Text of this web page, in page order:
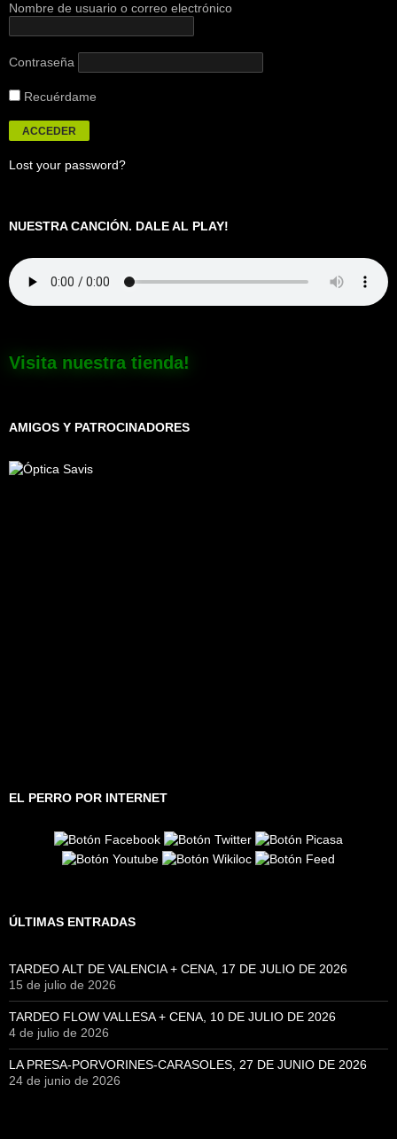
Nombre de usuario o correo electrónico
Contraseña
Recuérdame
Lost your password?
NUESTRA CANCIÓN. DALE AL PLAY!
Visita nuestra tienda!
AMIGOS Y PATROCINADORES
EL PERRO POR INTERNET
ÚLTIMAS ENTRADAS
TARDEO ALT DE VALENCIA + CENA, 17 DE JULIO DE 2026
15 de julio de 2026
TARDEO FLOW VALLESA + CENA, 10 DE JULIO DE 2026
4 de julio de 2026
LA PRESA-PORVORINES-CARASOLES, 27 DE JUNIO DE 2026
24 de junio de 2026